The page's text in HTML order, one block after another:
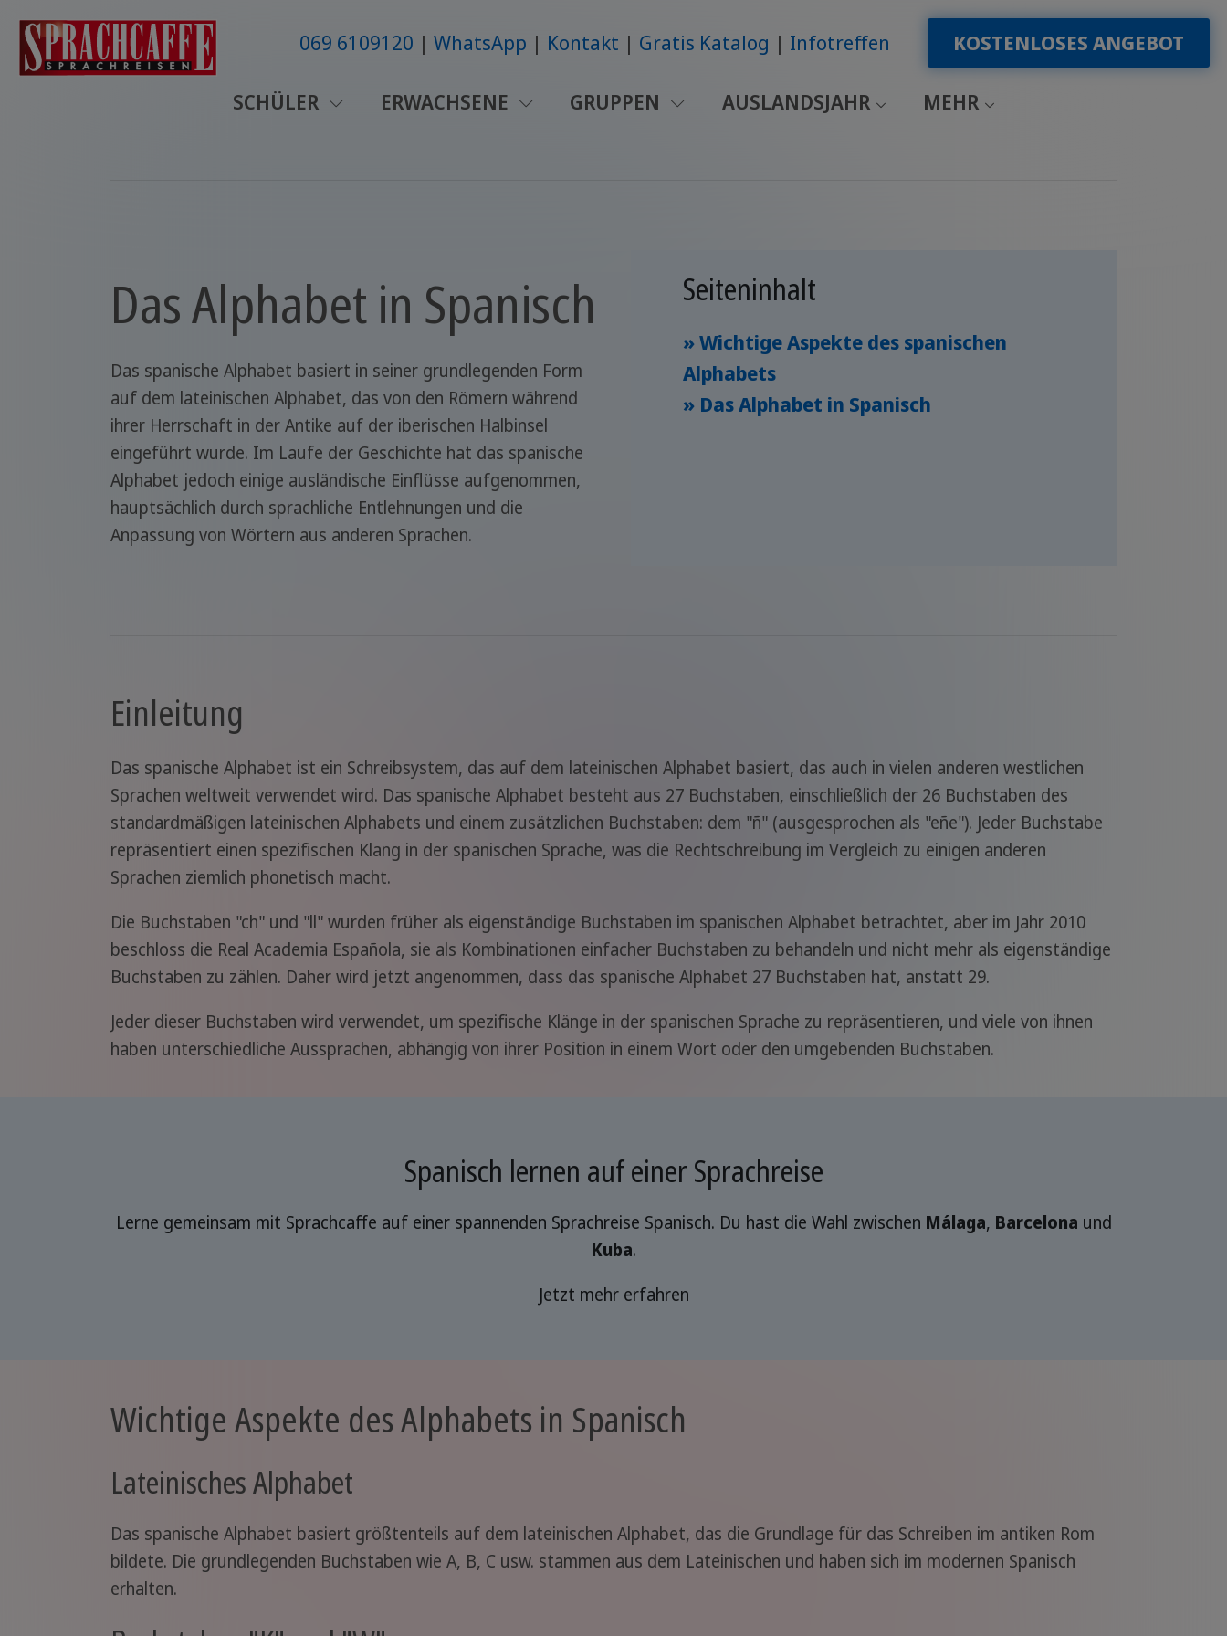
069 6109120 WhatsApp Kontakt Gratis Katalog Infotreffen KOSTENLOSES ANGEBOT
SCHÜLER ERWACHSENE GRUPPEN AUSLANDSJAHR MEHR
Das Alphabet in Spanisch
Das spanische Alphabet basiert in seiner grundlegenden Form
auf dem lateinischen Alphabet, das von den Römern während
ihrer Herrschaft in der Antike auf der iberischen Halbinsel
eingeführt wurde. Im Laufe der Geschichte hat das spanische
Alphabet jedoch einige ausländische Einflüsse aufgenommen,
hauptsächlich durch sprachliche Entlehnungen und die
Anpassung von Wörtern aus anderen Sprachen.
Seiteninhalt
» Wichtige Aspekte des spanischen
Alphabets
» Das Alphabet in Spanisch
Einleitung
Das spanische Alphabet ist ein Schreibsystem, das auf dem lateinischen Alphabet basiert, das auch in vielen anderen westlichen
Sprachen weltweit verwendet wird. Das spanische Alphabet besteht aus 27 Buchstaben, einschließlich der 26 Buchstaben des
standardmäßigen lateinischen Alphabets und einem zusätzlichen Buchstaben: dem "ñ" (ausgesprochen als "eñe"). Jeder Buchstabe
repräsentiert einen spezifischen Klang in der spanischen Sprache, was die Rechtschreibung im Vergleich zu einigen anderen
Sprachen ziemlich phonetisch macht.
Die Buchstaben "ch" und "ll" wurden früher als eigenständige Buchstaben im spanischen Alphabet betrachtet, aber im Jahr 2010
beschloss die Real Academia Española, sie als Kombinationen einfacher Buchstaben zu behandeln und nicht mehr als eigenständige
Buchstaben zu zählen. Daher wird jetzt angenommen, dass das spanische Alphabet 27 Buchstaben hat, anstatt 29.
Jeder dieser Buchstaben wird verwendet, um spezifische Klänge in der spanischen Sprache zu repräsentieren, und viele von ihnen
haben unterschiedliche Aussprachen, abhängig von ihrer Position in einem Wort oder den umgebenden Buchstaben.
Spanisch lernen auf einer Sprachreise
Lerne gemeinsam mit Sprachcaffe auf einer spannenden Sprachreise Spanisch. Du hast die Wahl zwischen Málaga, Barcelona und
Kuba.
Jetzt mehr erfahren
Wichtige Aspekte des Alphabets in Spanisch
Lateinisches Alphabet
Das spanische Alphabet basiert größtenteils auf dem lateinischen Alphabet, das die Grundlage für das Schreiben im antiken Rom
bildete. Die grundlegenden Buchstaben wie A, B, C usw. stammen aus dem Lateinischen und haben sich im modernen Spanisch
erhalten.